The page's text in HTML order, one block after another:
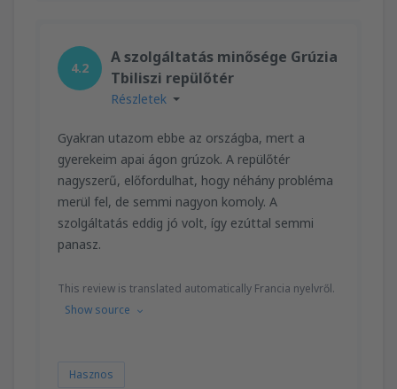
4.2
A szolgáltatás minősége Grúzia
Tbiliszi repülőtér
Részletek
Gyakran utazom ebbe az országba, mert a
gyerekeim apai ágon grúzok. A repülőtér
nagyszerű, előfordulhat, hogy néhány probléma
merül fel, de semmi nagyon komoly. A
szolgáltatás eddig jó volt, így ezúttal semmi
panasz.
This review is translated automatically Francia nyelvről.
Show source
Hasznos